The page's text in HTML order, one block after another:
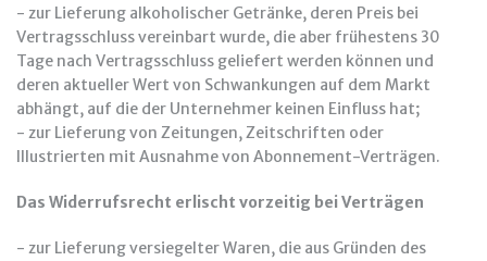
- zur Lieferung alkoholischer Getränke, deren Preis bei
Vertragsschluss vereinbart wurde, die aber frühestens 30
Tage nach Vertragsschluss geliefert werden können und
deren aktueller Wert von Schwankungen auf dem Markt
abhängt, auf die der Unternehmer keinen Einfluss hat;
- zur Lieferung von Zeitungen, Zeitschriften oder
Illustrierten mit Ausnahme von Abonnement-Verträgen.
Das Widerrufsrecht erlischt vorzeitig bei Verträgen
- zur Lieferung versiegelter Waren, die aus Gründen des